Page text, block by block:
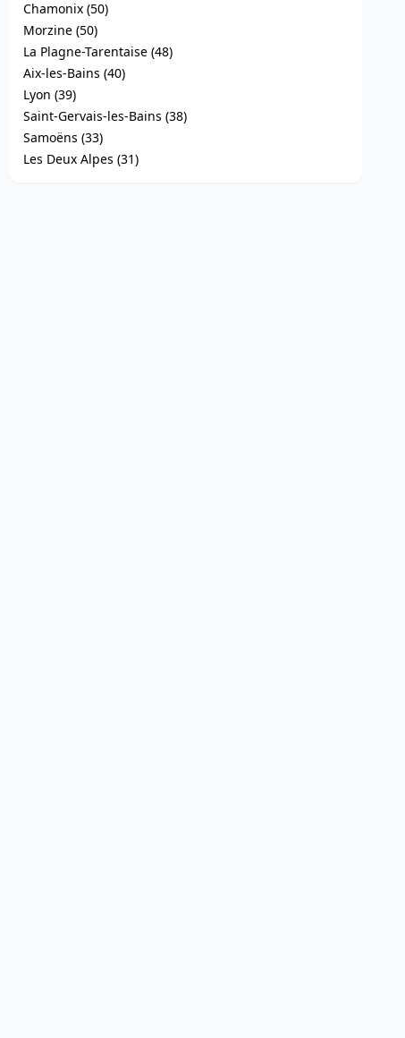
Chamonix (50)
Morzine (50)
La Plagne-Tarentaise (48)
Aix-les-Bains (40)
Lyon (39)
Saint-Gervais-les-Bains (38)
Samoëns (33)
Les Deux Alpes (31)